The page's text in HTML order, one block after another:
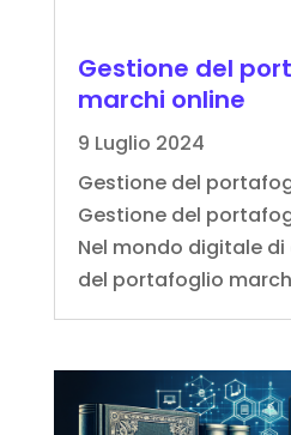
Gestione del
marchi online
9 Luglio 2024
Gestione del
Gestione del
Nel mondo digitale
del portafoglio